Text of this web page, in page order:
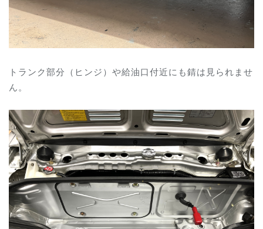
ト ランク部分（ヒンジ）や給油口付近にも錆は見られませ
ん。